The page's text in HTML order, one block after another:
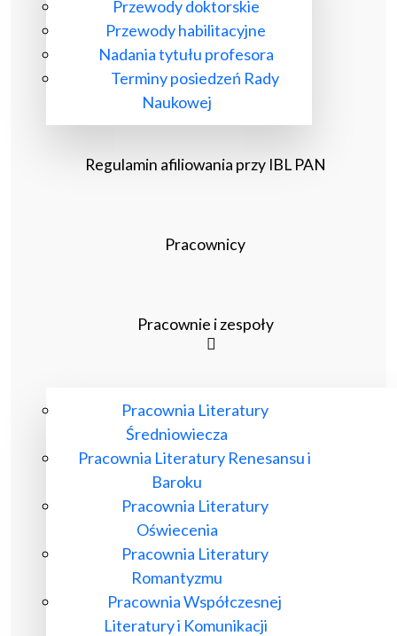
Przewody doktorskie
Przewody habilitacyjne
Nadania tytułu profesora
Terminy posiedzeń Rady
Naukowej
Regulamin afiliowania przy IBL PAN
Pracownicy
Pracownie i zespoły
Pracownia Literatury
Średniowiecza
Pracownia Literatury Renesansu i
Baroku
Pracownia Literatury
Oświecenia
Pracownia Literatury
Romantyzmu
Pracownia Współczesnej
Literatury i Komunikacji